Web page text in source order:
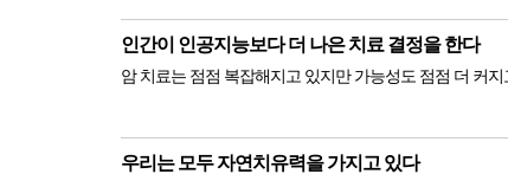
인간이 인공지능보다 더 나은 치료 결정을 한다
암 치료는 점점 복잡해지고 있지만 가능성도 점점 더 커
우리는 모두 자연치유력을 가지고 있다